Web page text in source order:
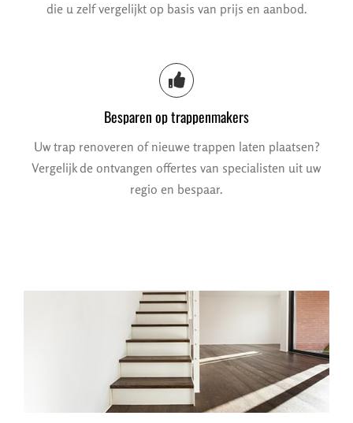
die u zelf vergelijkt op basis van prijs en aanbod.
Besparen op trappenmakers
Uw trap renoveren of nieuwe trappen laten plaatsen?
Vergelijk de ontvangen offertes van specialisten uit uw
regio en bespaar.